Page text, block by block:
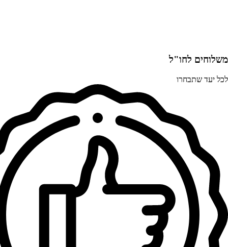
משלוחים לחו"ל
לכל יעד שתבחרו